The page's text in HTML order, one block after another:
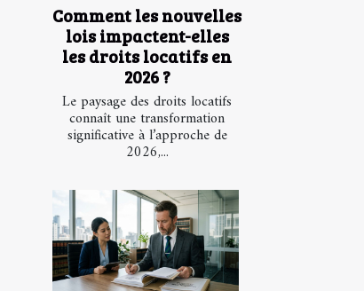
Comment les nouvelles
lois impactent-elles
les droits locatifs en
2026 ?
Le paysage des droits locatifs
connaît une transformation
significative à l’approche de
2026,...